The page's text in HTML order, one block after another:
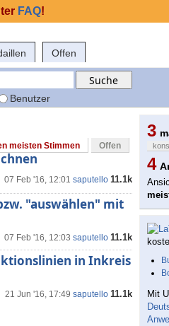
Offen
Benutzer
meisten Stimmen Offen
07 Feb '16, 12:01 saputello 11.1k
"auswählen" mit
07 Feb '16, 12:03 saputello 11.1k
in Inkreis
21 Jun '16, 17:49 saputello 11.1k
3
4
Mit
FAQ!